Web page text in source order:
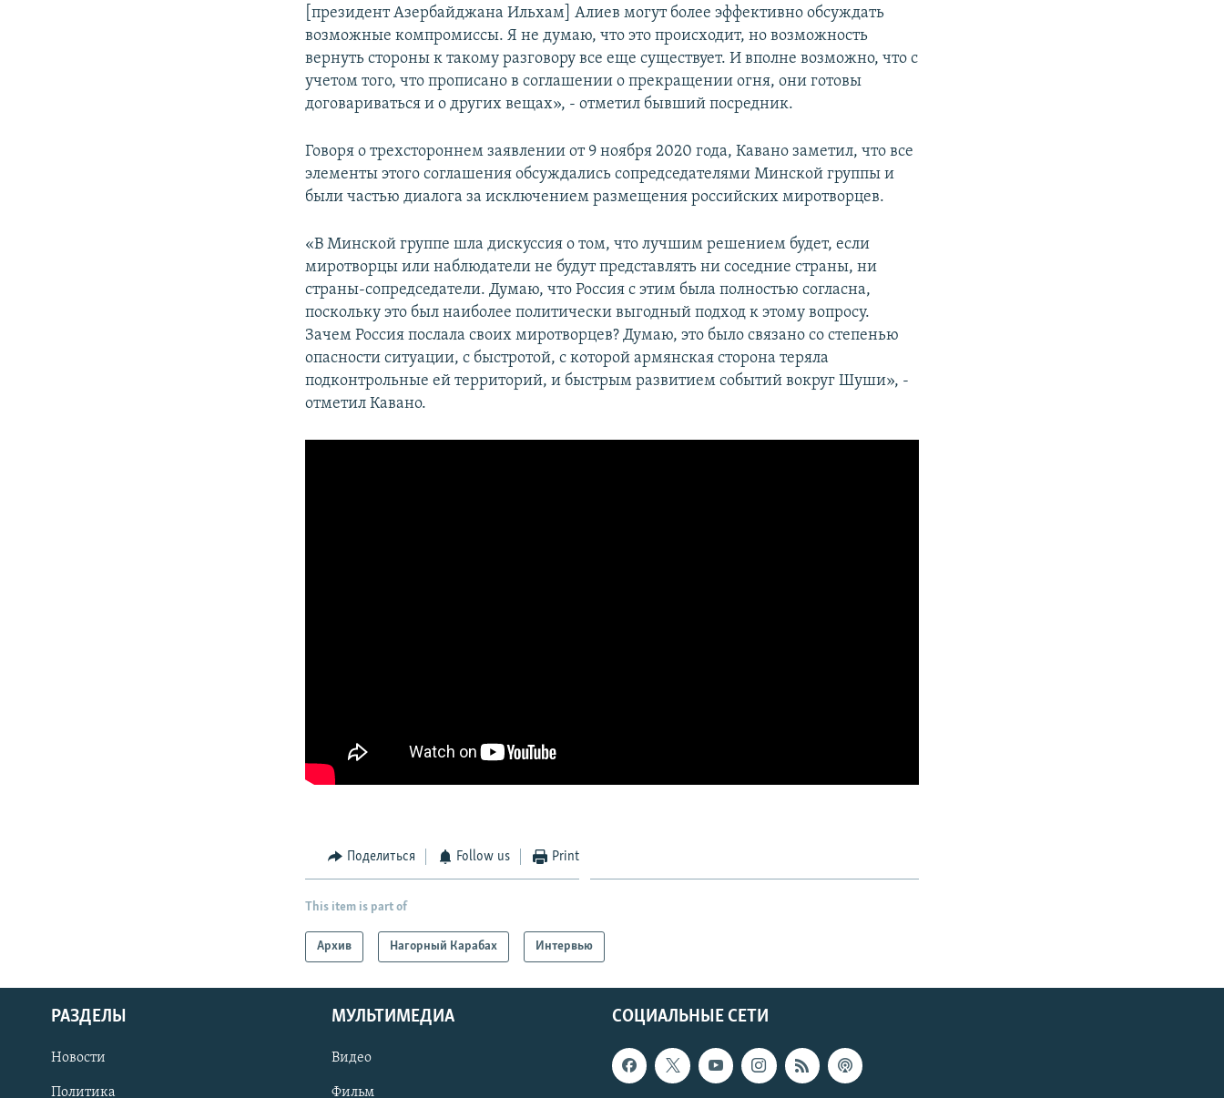
[президент Азербайджана Ильхам] Алиев могут более эффективно обсуждать
возможные компромиссы. Я не думаю, что это происходит, но возможность
вернуть стороны к такому разговору все еще существует. И вполне возможно, что с
учетом того, что прописано в соглашении о прекращении огня, они готовы
договариваться и о других вещах», - отметил бывший посредник.
Говоря о трехстороннем заявлении от 9 ноября 2020 года, Кавано заметил, что все
элементы этого соглашения обсуждались сопредседателями Минской группы и
были частью диалога за исключением размещения российских миротворцев.
«В Минской группе шла дискуссия о том, что лучшим решением будет, если
миротворцы или наблюдатели не будут представлять ни соседние страны, ни
страны-сопредседатели. Думаю, что Россия с этим была полностью согласна,
поскольку это был наиболее политически выгодный подход к этому вопросу.
Зачем Россия послала своих миротворцев? Думаю, это было связано со степенью
опасности ситуации, с быстротой, с которой армянская сторона теряла
подконтрольные ей территорий, и быстрым развитием событий вокруг Шуши», -
отметил Кавано.
Поделиться Follow us Print
This item is part of
Архив Нагорный Карабах Интервью
СОЦИАЛЬНЫЕ СЕТИ
РАЗДЕЛЫ
Новости
Политика
МУЛЬТИМЕДИА
Видео
Фильм